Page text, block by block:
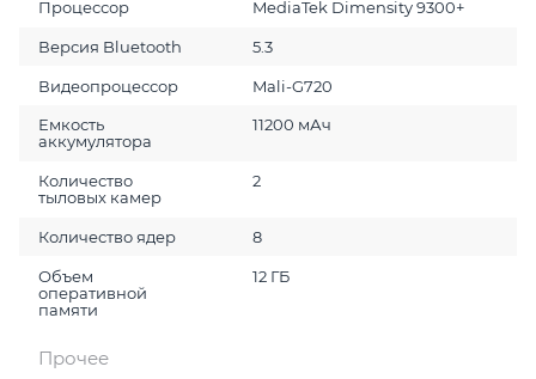
Процессор MediaTek Dimensity 9300+
Версия Bluetooth 5.3
Видеопроцессор Mali-G720
Емкость
аккумулятора
11200 мАч
Количество
тыловых камер
2
Количество ядер 8
Объем
оперативной
памяти
12 ГБ
Прочее